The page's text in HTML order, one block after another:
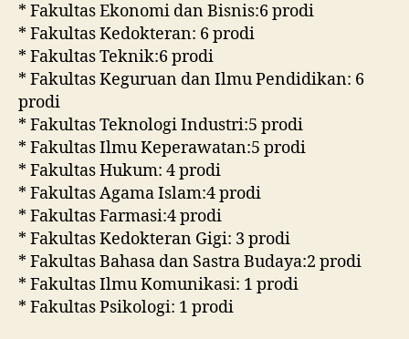
* Fakultas Ekonomi dan Bisnis:6 prodi
* Fakultas Kedokteran: 6 prodi
* Fakultas Teknik:6 prodi
* Fakultas Keguruan dan Ilmu Pendidikan: 6
prodi
* Fakultas Teknologi Industri:5 prodi
* Fakultas Ilmu Keperawatan:5 prodi
* Fakultas Hukum: 4 prodi
* Fakultas Agama Islam:4 prodi
* Fakultas Farmasi:4 prodi
* Fakultas Kedokteran Gigi: 3 prodi
* Fakultas Bahasa dan Sastra Budaya:2 prodi
* Fakultas Ilmu Komunikasi: 1 prodi
* Fakultas Psikologi: 1 prodi